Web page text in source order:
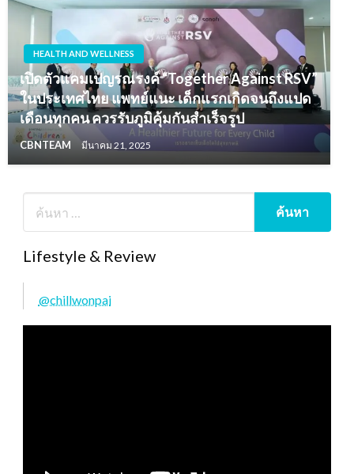
HEALTH AND WELLNESS
เปิดตัวแคมเปญรณรงค์ “Together Against RSV”
ในประเทศไทย แพทย์แนะ เด็กแรกเกิดจนถึงแปด
เดือนทุกคน ควรรับภูมิคุ้มกันสำเร็จรูป
CBNTEAM มีนาคม 21, 2025
Lifestyle & Review
@chillwonpai